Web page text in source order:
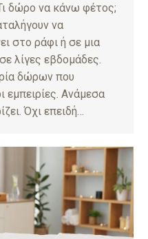
δώρο να κάνω φέτος;
να
στο ράφι ή σε μια
λίγες εβδομάδες.
δώρων που
εμπειρίες. Ανάμεσα
Όχι επειδή…